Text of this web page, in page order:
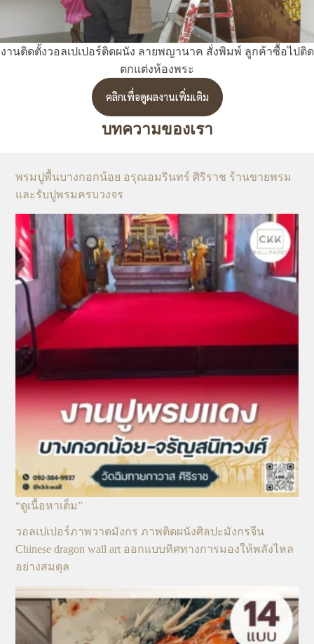
งานติดตั้งวอลเปเปอร์ติดผนัง ลายพญานาค สั่งพิมพ์ ลูกค้าซื้อไปติด
ตกแต่งห้องพระ
คลิกเพื่อดูผลงานเพิ่มเติม
บทความของเรา
พรมปูพื้นบางกอกน้อย อรุณอมรินทร์ ศิริราช ร้านขายพรม
และรับปูพรมครบวงจร
“ดูเนื้อหาเต็ม”
วอลเปเปอร์ภาพวาดมังกร ภาพติดผนังศิลปะมังกรจีน
Chinese dragon wall art ออกแบบทิศทางการมองให้พลังไหล
อย่างสมดุล